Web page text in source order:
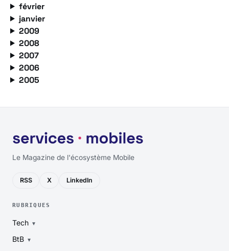
février
janvier
2009
2008
2007
2006
2005
Le Magazine de l'écosystème Mobile
RSS X LinkedIn
RUBRIQUES
Tech
BtB